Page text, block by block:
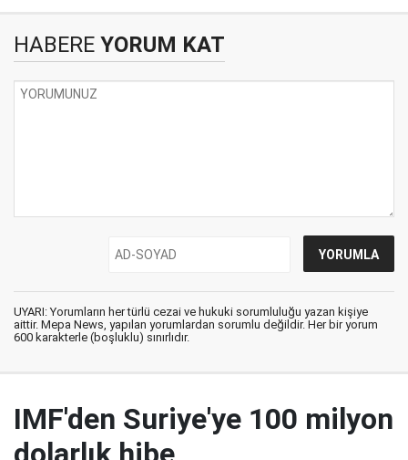
HABERE YORUM KAT
UYARI: Yorumların her türlü cezai ve hukuki sorumluluğu yazan kişiye
aittir. Mepa News, yapılan yorumlardan sorumlu değildir. Her bir yorum
600 karakterle (boşluklu) sınırlıdır.
IMF'den Suriye'ye 100 milyon